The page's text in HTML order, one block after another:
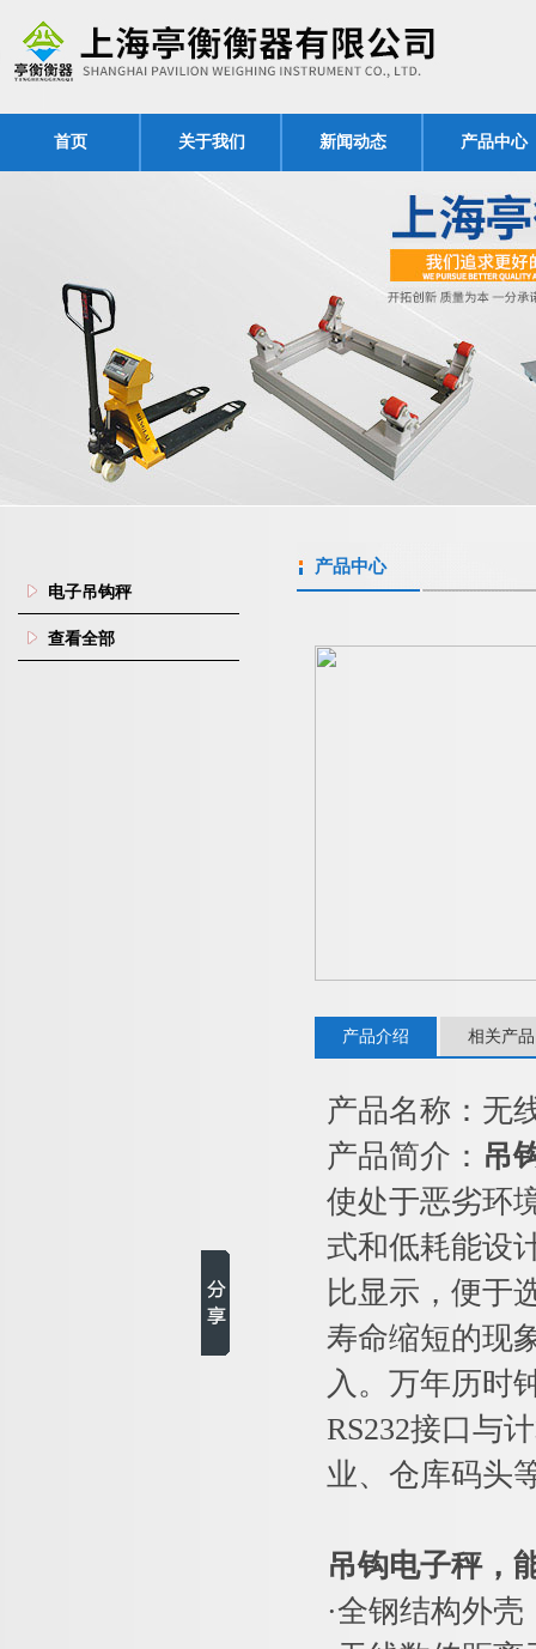
首页 关于我们 新闻动态 产品中心
电子吊钩秤
查看全部
产品中心
产品介绍 相关产品
产品名称：无
产品简介： 吊
使处于恶劣环
式和低耗能设
比显示，便于
寿命缩短的现
入。万年历时
RS232接口与
业、仓库码头
吊钩电子秤，
·全钢结构外